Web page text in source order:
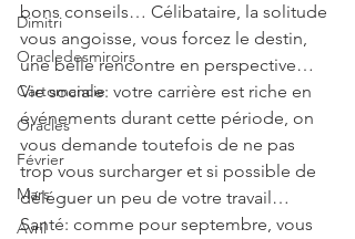
Dimitri
Oracledesmiroirs
Cartomancie
Oracles
Février
Mars
Avril
bons conseils… Célibataire, la solitude
vous angoisse, vous forcez le destin,
une belle rencontre en perspective…
Vie sociale: votre carrière est riche en
événements durant cette période, on
vous demande toutefois de ne pas
trop vous surcharger et si possible de
déléguer un peu de votre travail…
Santé: comme pour septembre, vous